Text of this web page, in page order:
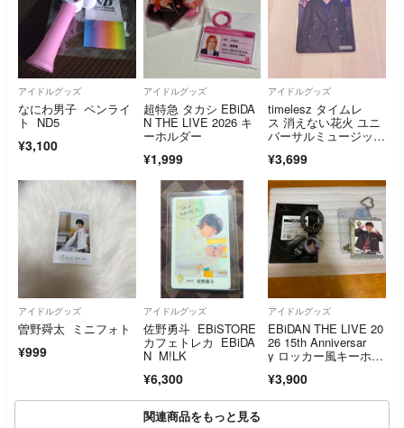
アイドルグッズ
なにわ男子 ペンライ
ト ND5
¥3,100
アイドルグッズ
超特急 タカシ EBiDA
N THE LIVE 2026 キ
ーホルダー
¥1,999
アイドルグッズ
timelesz タイムレ
ス 消えない花火 ユニ
バーサルミュージッ
¥3,699
アイドルグッズ
曽野舜太 ミニフォト
¥999
アイドルグッズ
佐野勇斗 EBiSTORE
カフェトレカ EBiDA
N M!LK
¥6,300
アイドルグッズ
EBiDAN THE LIVE 20
26 15th Anniversar
y ロッカー風キーホル
ス NAOYA
¥3,900
関連商品をもっと見る